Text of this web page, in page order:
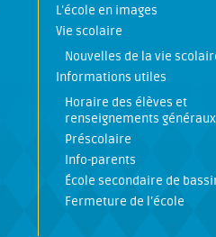
L’école en images
Vie scolaire
Nouvelles de la vie
Informations utiles
Horaire des élèves et
renseignements généraux
Préscolaire
Info-parents
École secondaire de
Fermeture de l’école